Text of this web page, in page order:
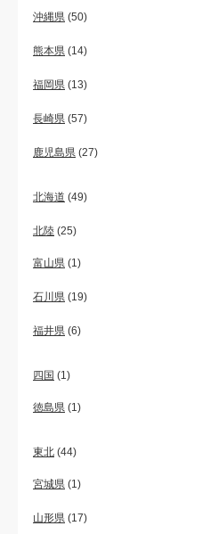
沖縄県 (50)
熊本県 (14)
福岡県 (13)
長崎県 (57)
鹿児島県 (27)
北海道 (49)
北陸 (25)
富山県 (1)
石川県 (19)
福井県 (6)
四国 (1)
徳島県 (1)
東北 (44)
宮城県 (1)
山形県 (17)